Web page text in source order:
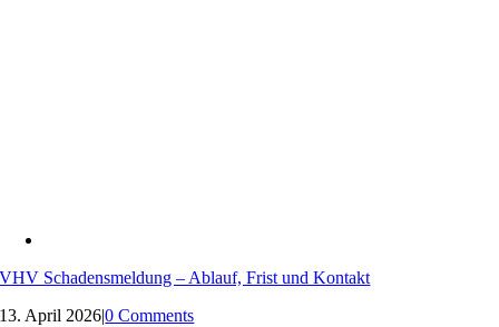
VHV Schadensmeldung – Ablauf, Frist und Kontakt
13. April 2026|0 Comments